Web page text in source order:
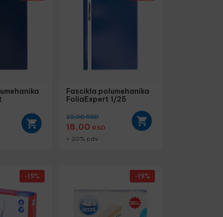
Fascikla polumehanika
FoliaExpert 1/25
22,00RSD
18,00 RSD
+ 20% pdv
-19% -19%